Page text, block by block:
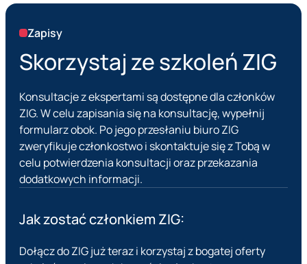
Zapisy
Skorzystaj ze szkoleń ZIG
Konsultacje z ekspertami są dostępne dla członków
ZIG. W celu zapisania się na konsultację, wypełnij
formularz obok. Po jego przesłaniu biuro ZIG
zweryfikuje członkostwo i skontaktuje się z Tobą w
celu potwierdzenia konsultacji oraz przekazania
dodatkowych informacji.
Jak zostać członkiem ZIG:
Dołącz do ZIG już teraz i korzystaj z bogatej oferty